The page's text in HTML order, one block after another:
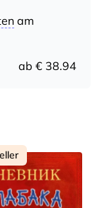
am
ab € 38.94